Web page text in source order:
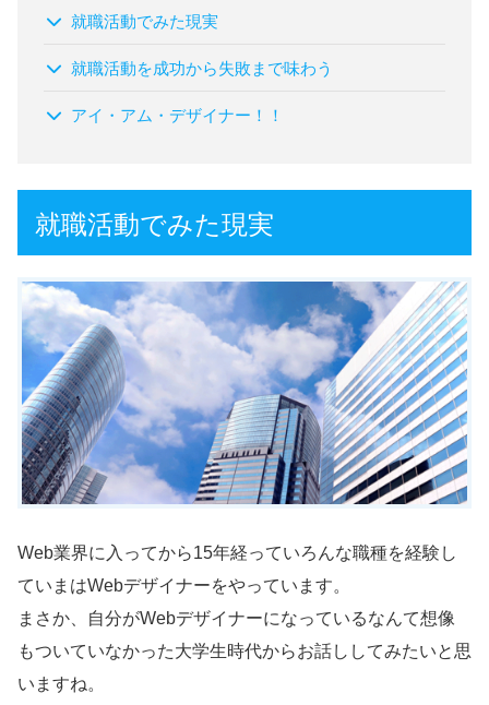
就職活動でみた現実
就職活動を成功から失敗まで味わう
アイ・アム・デザイナー！！
就職活動でみた現実
Web業界に入ってから15年経っていろんな職種を経験し
ていまはWebデザイナーをやっています。
まさか、自分がWebデザイナーになっているなんて想像
もついていなかった大学生時代からお話ししてみたいと思
いますね。